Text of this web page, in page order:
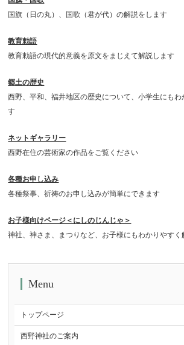
国旗（日の丸）、国歌（君が代）の解説をします
教育勅語
教育勅語の現代的意義を原文をまじえて解説します
郷土の歴史
西野、平和、福井地区の歴史について、小学生にもわ
す
ネットギャラリー
西野在住の芸術家の作品をご覧ください
各種お申し込み
各種祭事、祈祷のお申し込みが簡単にできます
お子様向けページ＜にしのじんじゃ＞
神社、神さま、まつりなど、お子様にもわかりやすく
Menu
トップページ
西野神社のご案内